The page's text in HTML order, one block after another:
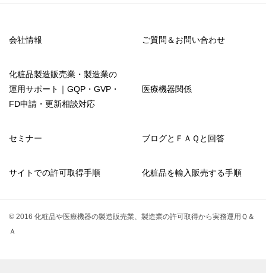
会社情報 ご質問＆お問い合わせ
化粧品製造販売業・製造業の
運用サポート｜GQP・GVP・
FD申請・更新相談対応
医療機器関係
セミナー ブログとＦＡＱと回答
サイトでの許可取得手順 化粧品を輸入販売する手順
© 2016 化粧品や医療機器の製造販売業、製造業の許可取得から実務運用Ｑ＆
Ａ